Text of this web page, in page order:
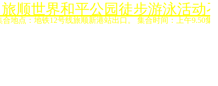
顺世界和平公园徒步游泳活动
地点：地铁12号线旅顺新港站出口。 集合时间：上午9.50集